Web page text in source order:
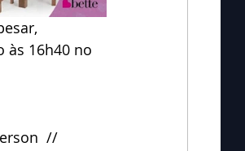
às 16h40 no
//